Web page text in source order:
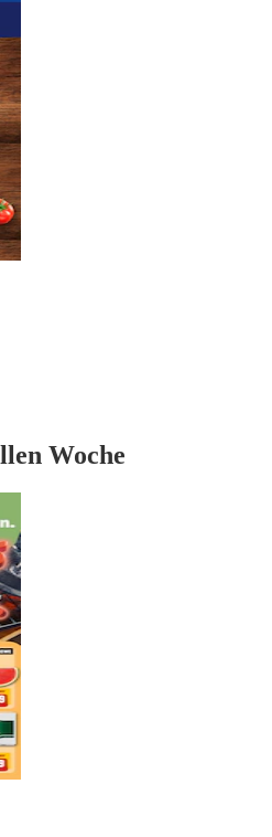
Woche